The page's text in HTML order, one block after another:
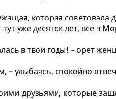
которая советовала
уже десяток лет, все в
в твои годы! – орет
– улыбаясь, спокойно
друзьями, которые